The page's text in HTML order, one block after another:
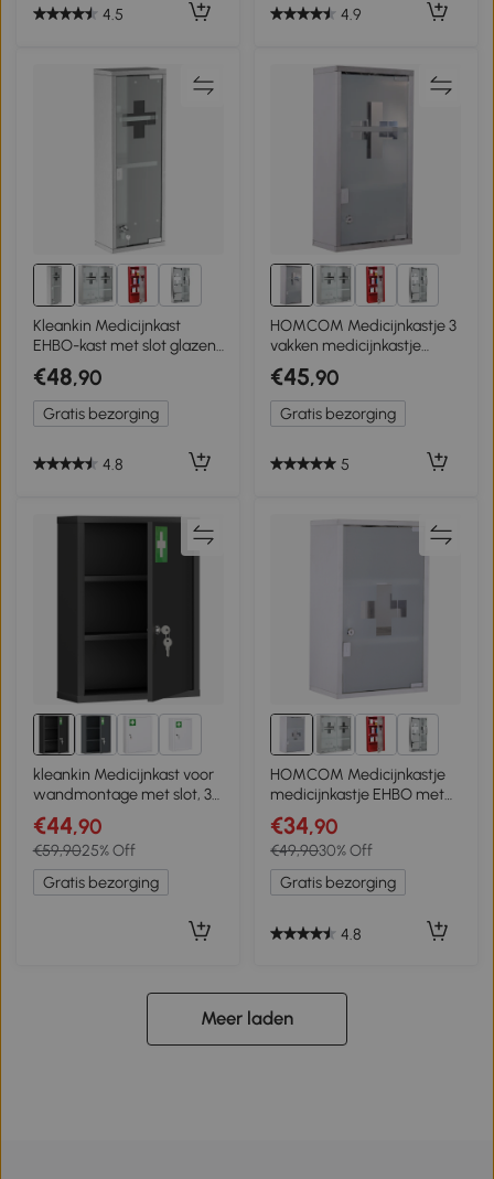
4.5 4.9
2+
Kleankin Medicijnkast
EHBO-kast met slot glazen
deur 3 vakken matglas 430
rvs
€48,90
Gratis bezorging
4.8
2+
HOMCOM Medicijnkastje 3
vakken medicijnkastje
medicijnkastje
huisapotheek rvs
€45,90
Gratis bezorging
5
1+
kleankin Medicijnkast voor
wandmontage met slot, 3-
niveaus stalen wandkast,
40 x 15 x 53,5 cm, Zwart
€44,90
€59,9025% Off
Gratis bezorging
2+
HOMCOM Medicijnkastje
medicijnkastje EHBO met
slot RVS 30 x 18 x 50 cm
€34,90
€49,9030% Off
Gratis bezorging
4.8
Meer laden